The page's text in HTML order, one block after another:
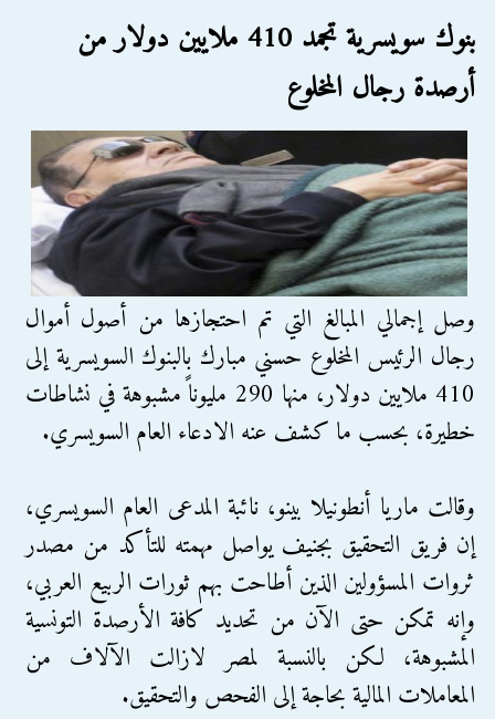
بنوك سويسرية تجمد 410 ملايين دولار من
أرصدة رجال المخلوع
وصل إجمالي المبالغ التي تم احتجازها من أصول أموال
رجال الرئيس المخلوع حسني مبارك بالبنوك السويسرية إلى
410 ملايين دولار، منها 290 مليوناً مشبوهة في نشاطات
خطيرة، بحسب ما كشف عنه الادعاء العام السويسري.
وقالت ماريا أنطونيلا بينو، نائبة المدعى العام السويسري،
إن فريق التحقيق بجنيف يواصل مهمته للتأكد من مصدر
ثروات المسؤولين الذين أطاحت بهم ثورات الربيع العربي،
وإنه تمكن حتى الآن من تحديد كافة الأرصدة التونسية
المشبوهة، لكن بالنسبة لمصر لازالت الآلاف من
المعاملات المالية بحاجة إلى الفحص والتحقيق.